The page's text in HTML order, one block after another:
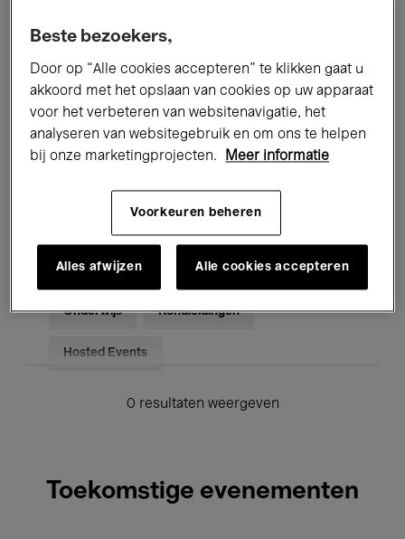
Alle evenementen
Tentoonstellingen Films
Performances Lezingen & Debatten
Jazz Klassieke Muziek Global Music
Voor iedereen Kids’ Palace
Onderwijs Rondleidingen
Hosted Events
0 resultaten weergeven
Toekomstige evenementen
Beste bezoekers,
Door op “Alle cookies accepteren” te klikken gaat u
akkoord met het opslaan van cookies op uw apparaat
voor het verbeteren van websitenavigatie, het
analyseren van websitegebruik en om ons te helpen
bij onze marketingprojecten.
Meer informatie
Voorkeuren beheren
Alles afwijzen Alle cookies accepteren